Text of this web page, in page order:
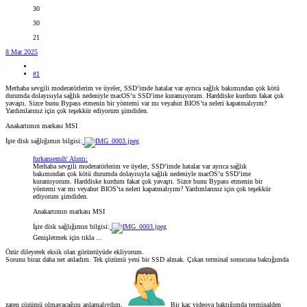
30
30
21
8 Mar 2025
#1
Merhaba sevgili moderatörlerim ve üyeler, SSD’imde hatalar var ayrıca sağlık bakımından çok kötü
durumda dolayısıyla sağlık nedeniyle macOS’u SSD’ime kuramıyorum. Harddiske kurdum fakat çok
yavaştı. Sizce bunu Bypass etmenin bir yöntemi var mı veyahut BIOS’ta neleri kapatmalıyım?
Yardımlarınız için çok teşekkür ediyorum şimdiden.
Anakartımın markası MSI
İşte disk sağlığımın bilgisi:
furkansemih' Alıntı:
Merhaba sevgili moderatörlerim ve üyeler, SSD’imde hatalar var ayrıca sağlık
bakımından çok kötü durumda dolayısıyla sağlık nedeniyle macOS’u SSD’ime
kuramıyorum. Harddiske kurdum fakat çok yavaştı. Sizce bunu Bypass etmenin bir
yöntemi var mı veyahut BIOS’ta neleri kapatmalıyım? Yardımlarınız için çok teşekkür
ediyorum şimdiden.
Anakartımın markası MSI
İşte disk sağlığımın bilgisi:
Genişletmek için tıkla ...
Özür dileyerek eksik olan görüntüyüde ekliyorum.
Sorunu biraz daha net anladım. Tek çözümü yeni bir SSD almak. Çıkan terminal sonucuna baktığımda
zaten çözümü olmayacağını anlamalıydım. Bir kaç videoya baktığımda terminalden